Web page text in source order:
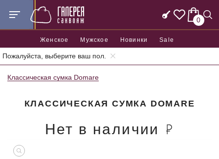
0
Женское Мужское Новинки Sale
Пожалуйста, выберите ваш пол.
Главная Женские сумки Женские классические сумки
Классическая сумка Domare
КЛАССИЧЕСКАЯ СУМКА DOMARE
Нет в наличии